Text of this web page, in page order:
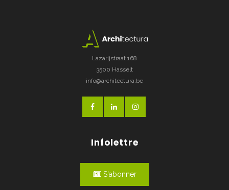
Lazarijstraat 168
3500 Hasselt
info@architectura.be
Infolettre
S'abonner